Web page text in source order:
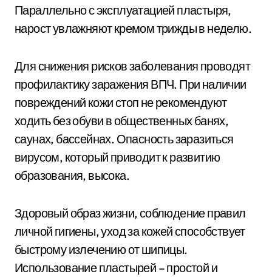
Параллельно с эксплуатацией пластыря,
нарост увлажняют кремом трижды в неделю.
Для снижения рисков заболевания проводят
профилактику заражения ВПЧ. При наличии
повреждений кожи стоп не рекомендуют
ходить без обуви в общественных банях,
саунах, бассейнах. Опасность заразиться
вирусом, который приводит к развитию
образования, высока.
Здоровый образ жизни, соблюдение правил
личной гигиены, уход за кожей способствует
быстрому излечению от шипицы.
Использование пластырей – простой и